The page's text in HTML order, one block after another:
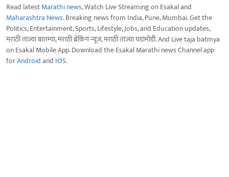
Read latestMarathi news, Watch Live Streaming on Esakal and
Maharashtra News. Breaking news from India, Pune, Mumbai. Get the
Politics, Entertainment, Sports, Lifestyle, Jobs, and Education updates,
मराठी ताज्या बातम्या, मराठी ब्रेकिंग न्यूज, मराठी ताज्या घडामोडी. And Live taja batmya
on Esakal Mobile App. Download the Esakal Marathi news Channel app
forAndroidand IOS.